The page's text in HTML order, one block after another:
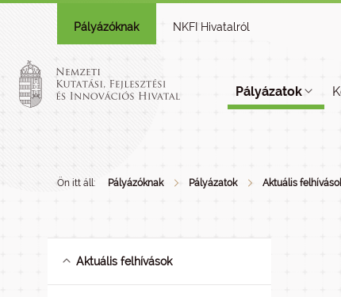
Pályázóknak NKFI Hivatalról
Pályázatok
Ön itt áll: Pályázóknak Pályázatok Aktuális
Aktuális felhívások